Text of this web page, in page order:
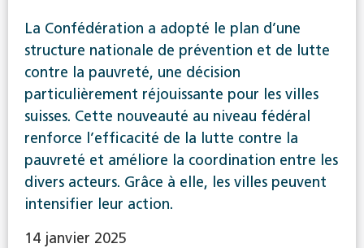
La Confédération a adopté le plan d’une
structure nationale de prévention et de lutte
contre la pauvreté, une décision
particulièrement réjouissante pour les villes
suisses. Cette nouveauté au niveau fédéral
renforce l’efficacité de la lutte contre la
pauvreté et améliore la coordination entre les
divers acteurs. Grâce à elle, les villes peuvent
intensifier leur action.
14 janvier 2025